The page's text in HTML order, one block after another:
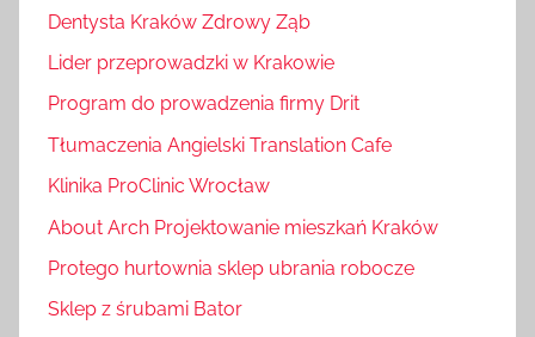
Dentysta Kraków Zdrowy Ząb
Lider przeprowadzki w Krakowie
Program do prowadzenia firmy Drit
Tłumaczenia Angielski Translation Cafe
Klinika ProClinic Wrocław
About Arch Projektowanie mieszkań Kraków
Protego hurtownia sklep ubrania robocze
Sklep z śrubami Bator